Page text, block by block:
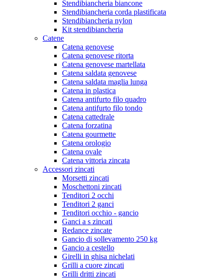
Stendibiancheria biancone
Stendibiancheria corda plastificata
Stendibiancheria nylon
Kit stendibiancheria
Catene
Catena genovese
Catena genovese ritorta
Catena genovese martellata
Catena saldata genovese
Catena saldata maglia lunga
Catena in plastica
Catena antifurto filo quadro
Catena antifurto filo tondo
Catena cattedrale
Catena forzatina
Catena gourmette
Catena orologio
Catena ovale
Catena vittoria zincata
Accessori zincati
Morsetti zincati
Moschettoni zincati
Tenditori 2 occhi
Tenditori 2 ganci
Tenditori occhio - gancio
Ganci a s zincati
Redance zincate
Gancio di sollevamento 250 kg
Gancio a cestello
Girelli in ghisa nichelati
Grilli a cuore zincati
Grilli dritti zincati